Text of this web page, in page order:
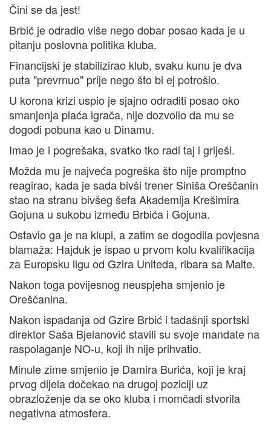
Čini se da jest!
Brbić je odradio više nego dobar posao kada je u
pitanju poslovna politika kluba.
Financijski je stabilizirao klub, svaku kunu je dva
puta "prevrnuo" prije nego što bi ej potrošio.
U korona krizi uspio je sjajno odraditi posao oko
smanjenja plaća igrača, nije dozvolio da mu se
dogodi pobuna kao u Dinamu.
Imao je i pogrešaka, svatko tko radi taj i griješi.
Možda mu je najveća pogreška što nije promptno
reagirao, kada je sada bivši trener Siniša Oreščanin
stao na stranu bivšeg šefa Akademija Krešimira
Gojuna u sukobu između Brbića i Gojuna.
Ostavio ga je na klupi, a zatim se dogodila povjesna
blamaža: Hajduk je ispao u prvom kolu kvalifikacija
za Europsku ligu od Gzira Uniteda, ribara sa Malte.
Nakon toga povijesnog neuspjeha smjenio je
Oreščanina.
Nakon ispadanja od Gzire Brbić i tadašnji sportski
direktor Saša Bjelanović stavili su svoje mandate na
raspolaganje NO-u, koji ih nije prihvatio.
Minule zime smjenio je Damira Burića, koji je kraj
prvog dijela dočekao na drugoj poziciji uz
obrazloženje da se oko kluba i momčadi stvorila
negativna atmosfera.